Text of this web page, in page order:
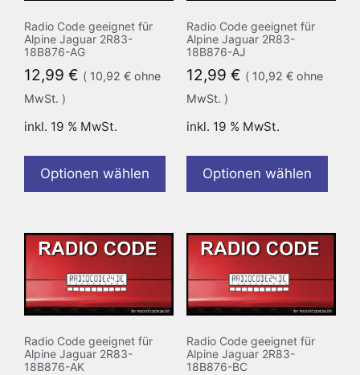
Radio Code geeignet für
Alpine Jaguar 2R83-
18B876-AG
12,99 € ( 10,92 € ohne
MwSt. )
inkl. 19 % MwSt.
Optionen wählen
Radio Code geeignet für
Alpine Jaguar 2R83-
18B876-AJ
12,99 € ( 10,92 €ohne
MwSt. )
inkl. 19 % MwSt.
Optionen wählen
Radio Code geeignet für
Alpine Jaguar 2R83-
18B876-AK
Radio Code geeignet für
Alpine Jaguar 2R83-
18B876-BC